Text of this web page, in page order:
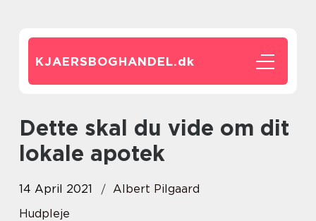
KJAERSBOGHANDEL.dk
Dette skal du vide om dit
lokale apotek
14 April 2021
Albert Pilgaard
Hudpleje